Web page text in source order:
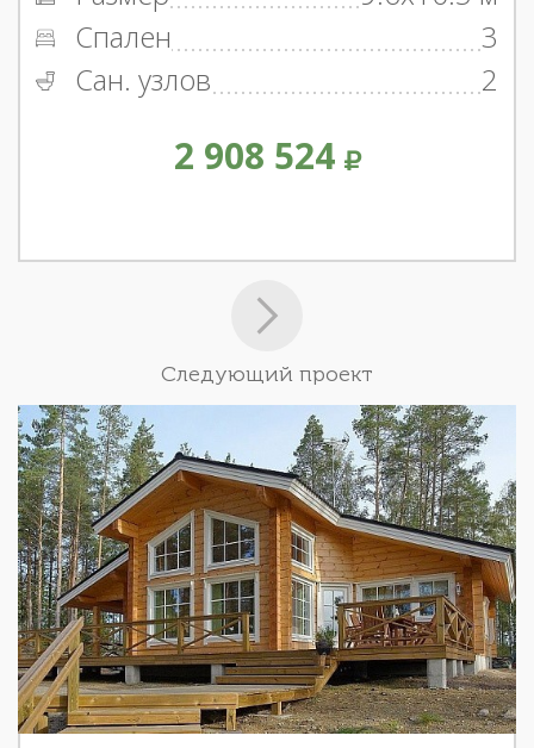
Спален
3
Сан. узлов
2
2 908 524
Следующий проект